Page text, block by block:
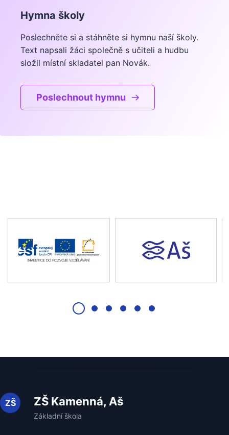
Hymna školy
Poslechněte si a stáhněte si hymnu naší školy.
Text napsali žáci společně s učiteli a hudbu
složil místní skladatel pan Novák.
Poslechnout hymnu
ZŠ Kamenná, Aš